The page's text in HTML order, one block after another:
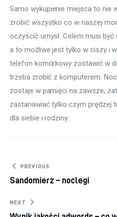
Samo wykupienie miejsca to nie
zrobić wszystko co w naszej
oczyścić umysł. Celem musi
a to możliwe jest tylko w ciszy i
telefon komórkowy zostawić w
trzeba zrobić z komputerem.
zostaje w pamięci na zawsze,
zastanawiać tylko czym prędzej
dla siebie i rodziny.
Nawigacja wpisu
PREVIOUS
Sandomierz – noclegi
NEXT